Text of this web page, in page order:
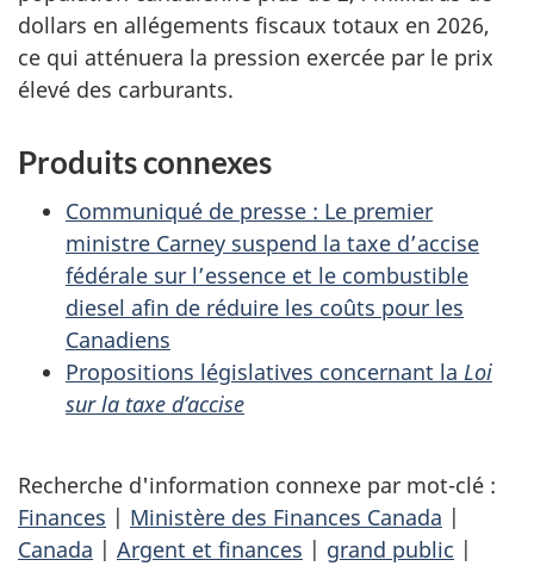
dollars en allégements fiscaux totaux en 2026,
ce qui atténuera la pression exercée par le prix
élevé des carburants.
Produits connexes
Communiqué de presse : Le premier
ministre Carney suspend la taxe d’accise
fédérale sur l’essence et le combustible
diesel afin de réduire les coûts pour les
Canadiens
Propositions législatives concernant la Loi
sur la taxe d’accise
Recherche d'information connexe par mot-clé :
Finances | Ministère des Finances Canada |
Canada | Argent et finances | grand public |